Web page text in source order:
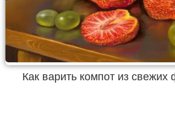
Как варить компот из свежих